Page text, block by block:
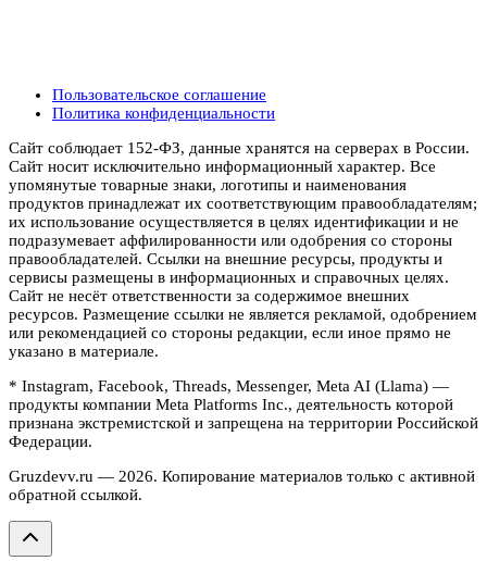
Пользовательское соглашение
Политика конфиденциальности
Сайт соблюдает 152-ФЗ, данные хранятся на серверах в России.
Сайт носит исключительно информационный характер. Все
упомянутые товарные знаки, логотипы и наименования
продуктов принадлежат их соответствующим правообладателям;
их использование осуществляется в целях идентификации и не
подразумевает аффилированности или одобрения со стороны
правообладателей. Ссылки на внешние ресурсы, продукты и
сервисы размещены в информационных и справочных целях.
Сайт не несёт ответственности за содержимое внешних
ресурсов. Размещение ссылки не является рекламой, одобрением
или рекомендацией со стороны редакции, если иное прямо не
указано в материале.
* Instagram, Facebook, Threads, Messenger, Meta AI (Llama) —
продукты компании Meta Platforms Inc., деятельность которой
признана экстремистской и запрещена на территории Российской
Федерации.
Gruzdevv.ru — 2026. Копирование материалов только с активной
обратной ссылкой.